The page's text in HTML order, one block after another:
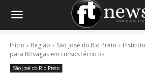
Início Região São José do Rio Preto
para 80 vagas em cursos técnicos
São José do Rio Preto